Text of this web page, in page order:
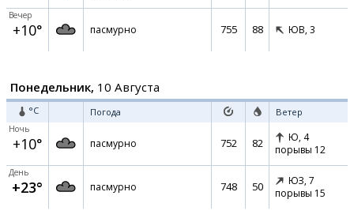
Вечер
+10° пасмурно 755 88 ЮВ, 3
Понедельник, 10 Августа
°C Погода Ветер
Ночь
+10° пасмурно 752 82 Ю, 4
порывы 12
День
+23° пасмурно 748 50 ЮЗ, 7
порывы 15